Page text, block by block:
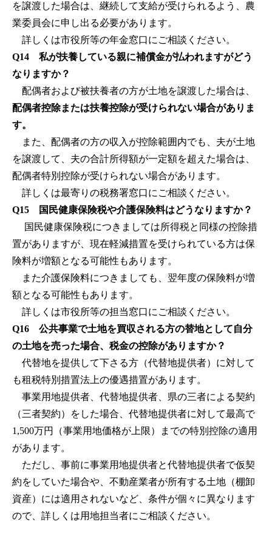
を譲渡した場合は、継続して支給が受けられるよう、農
業委員会に申し出る必要があります。
詳しくは市役所等の年金窓口にご相談ください。
Q14 私が扶養している親に補償金が払われますがどう
なりますか？
配偶者および被扶養者の方が土地を譲渡した場合は、
配偶者控除または扶養控除が受けられない場合がありま
す。
また、配偶者の方の収入が控除範囲内でも、夫が土地
を譲渡して、夫の合計所得額が一定額を超えた場合は、
配偶者特別控除が受けられない場合があります。
詳しくは最寄りの税務署窓口にご相談ください。
Q15 国民健康保険税や介護保険料はどうなりますか？
国民健康保険税につきましては所得税と同様の控除措
置がありますが、現在軽減措置を受けられている方は保
険料が増額となる可能性もあります。
また介護保険料につきましても、翌年度の保険料が増
額となる可能性もあります。
詳しくは市役所等の担当窓口にご相談ください。
Q16 公共事業で土地を買収される方の替地として自分
の土地を売った場合、税金の控除がありますか？
代替地を提供して下さる方（代替地提供者）に対して
も租税特別措置法上の優遇措置があります。
事業用地提供者、代替地提供者、県の三者による契約
（三者契約）をした場合、代替地提供者に対して最高で
1,500万円（事業用地価格が上限）までの特別控除の適用
があります。
ただし、事前に事業用地提供者と代替地提供者で仮契
約をしていた場合や、不動産業者が所有する土地（棚卸
資産）には適用されないなど、条件が個々に異なります
ので、詳しくは用地担当者にご相談ください。